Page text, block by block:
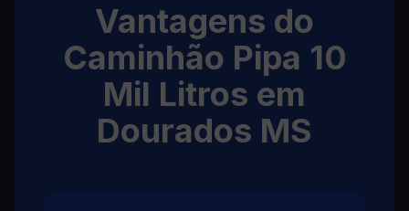
Vantagens do
Caminhão Pipa 10
Mil Litros em
Dourados MS